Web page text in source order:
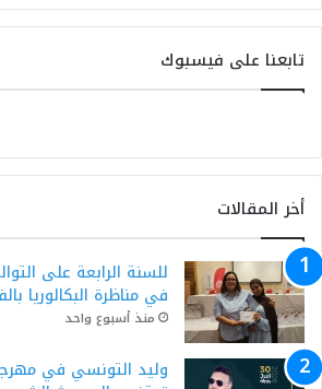
تابعنا على فيسبوك
أخر المقالات
للسنة الرابعة على
في مناظرة البكالوريا
منذ أسبوع واحد
وليد التونسي في